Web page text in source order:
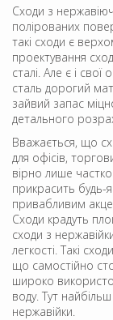
Сходи з
полірованих
такі сходи є
проектування
сталі. Але є і
сталь дорогий
зайвий запас
детального
Вважається, що
для офісів,
вірно лише
прикрасить будь-
привабливим
Сходи крадуть
сходи з
легкості. Такі
що самостійно
широко
воду. Тут
нержавійки.